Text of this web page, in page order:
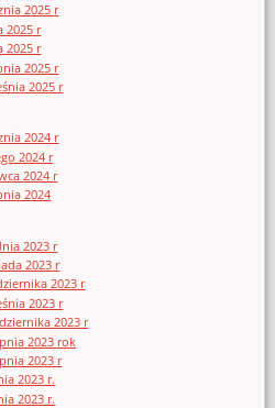
2025 r
2025 r
2025 r
2025 r
2025 r
2024 r
2024 r
2024 r
2024
2023 r
2023 r
2023 r
2023 r
2023 r
2023 rok
2023 r
2023 r.
2023 r.